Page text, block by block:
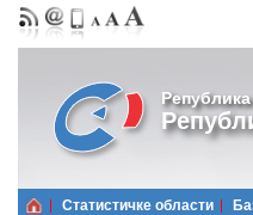
Статистичке области